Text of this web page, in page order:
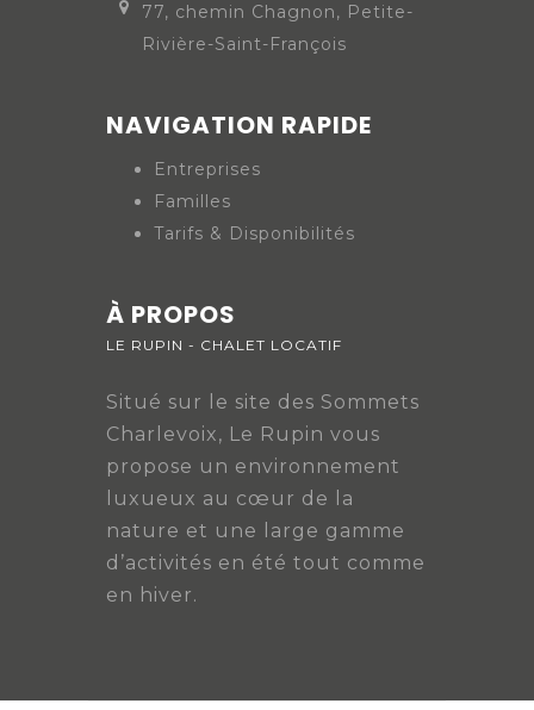
77, chemin Chagnon, Petite-
Rivière-Saint-François
NAVIGATION RAPIDE
Entreprises
Familles
Tarifs & Disponibilités
À PROPOS
LE RUPIN - CHALET LOCATIF
Situé sur le site des Sommets
Charlevoix, Le Rupin vous
propose un environnement
luxueux au cœur de la
nature et une large gamme
d’activités en été tout comme
en hiver.